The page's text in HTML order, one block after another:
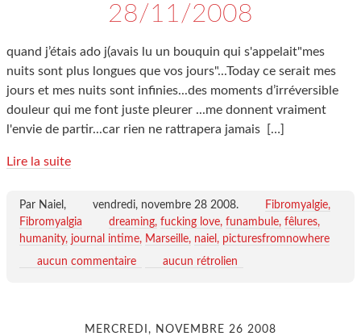
28/11/2008
quand j’étais ado j(avais lu un bouquin qui s'appelait"mes
nuits sont plus longues que vos jours"...Today ce serait mes
jours et mes nuits sont infinies...des moments d’irréversible
douleur qui me font juste pleurer ...me donnent vraiment
l'envie de partir...car rien ne rattrapera jamais
[…]
Lire la suite
Par Naiel, vendredi, novembre 28 2008.
Fibromyalgie,
Fibromyalgia
dreaming fucking love funambule fêlures
humanity journal intime Marseille naiel
picturesfromnowhere
aucun commentaire
aucun rétrolien
MERCREDI, NOVEMBRE 26 2008